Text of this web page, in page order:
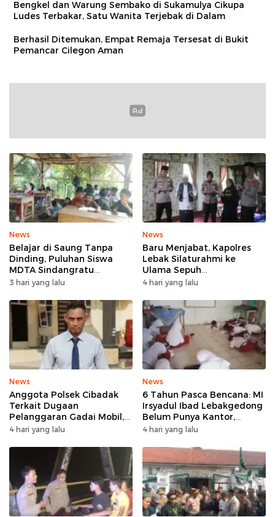
Bengkel dan Warung Sembako di Sukamulya Cikupa
Ludes Terbakar, Satu Wanita Terjebak di Dalam
Berhasil Ditemukan, Empat Remaja Tersesat di Bukit
Pemancar Cilegon Aman
News
Belajar di Saung Tanpa
Dinding, Puluhan Siswa
MDTA Sindangratu
Panggarangan Bertahan
3 hari yang lalu
News
Baru Menjabat, Kapolres
Lebak Silaturahmi ke
Ulama Sepuh
Rangkasbitung
4 hari yang lalu
News
Anggota Polsek Cibadak
Terkait Dugaan
Pelanggaran Gadai Mobil,
Kasus Ditangani Bid
4 hari yang lalu
News
6 Tahun Pasca Bencana: MI
Irsyadul Ibad Lebakgedong
Belum Punya Kantor,
Belajar Tanpa Meja-Kursi
4 hari yang lalu